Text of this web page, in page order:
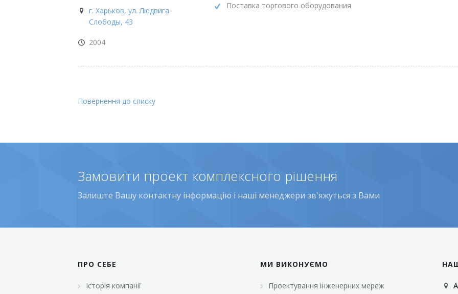
г. Харьков, ул. Людвига
Слободы, 43
2004
Поставка торгового оборудования
Повернення до списку
Замовити проект комплексного рішення
Залиште Вашу контактну інформацію і наші менеджери зв'яжуться з Вами
ПРО СЕБЕ
Історія компанії
МИ ВИКОНУЄМО
Проектування інженерних мереж